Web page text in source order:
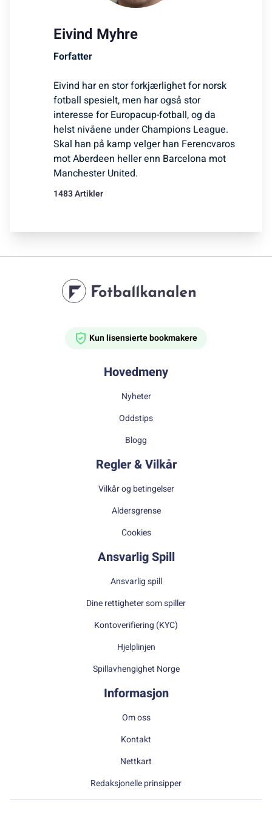
Eivind Myhre
Forfatter
Eivind har en stor forkjærlighet for norsk
fotball spesielt, men har også stor
interesse for Europacup-fotball, og da
helst nivåene under Champions League.
Skal han på kamp velger han Ferencvaros
mot Aberdeen heller enn Barcelona mot
Manchester United.
1483 Artikler
Kun lisensierte bookmakere
Hovedmeny
Nyheter
Oddstips
Blogg
Regler & Vilkår
Vilkår og betingelser
Aldersgrense
Cookies
Ansvarlig Spill
Ansvarlig spill
Dine rettigheter som spiller
Kontoverifiering (KYC)
Hjelplinjen
Spillavhengighet Norge
Informasjon
Om oss
Kontakt
Nettkart
Redaksjonelle prinsipper